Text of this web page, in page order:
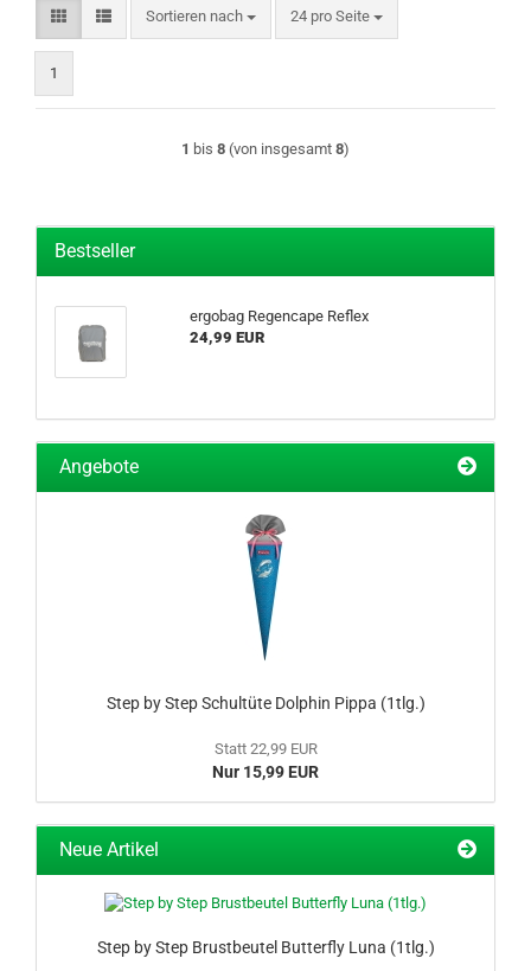
Sortieren nach
Sortieren nach 24 pro Seite
pro Seite
1
1 bis 8 (von insgesamt 8)
Bestseller
ergobag Regencape Reflex
24,99 EUR
Angebote
Step by Step Schultüte Dolphin Pippa (1tlg.)
Statt 22,99 EUR
Nur 15,99 EUR
Neue Artikel
Step by Step Brustbeutel Butterfly Luna (1tlg.)